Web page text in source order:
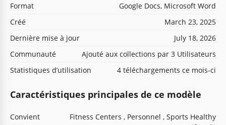
Format
Google Docs, Microsoft Word
Créé
March 23, 2025
Dernière mise à jour
July 18, 2026
Communauté
Ajouté aux collections par 3 Utilisateurs
Statistiques d’utilisation
4 téléchargements ce mois-ci
Caractéristiques principales de ce modèle
Convient
Fitness Centers , Personnel , Sports Healthy